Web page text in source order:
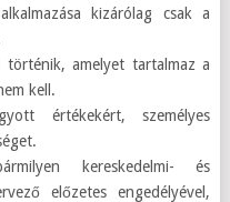
kizárólag csak a
történik, amelyet tartalmaz a
kell.
értékekért, személyes
kereskedelmi- és
előzetes engedélyével,